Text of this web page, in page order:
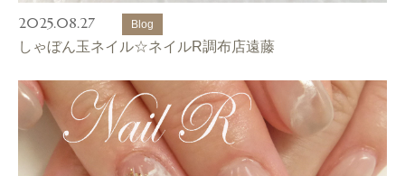
2025.08.27 Blog
しゃぼん玉ネイル☆ネイルR調布店遠藤